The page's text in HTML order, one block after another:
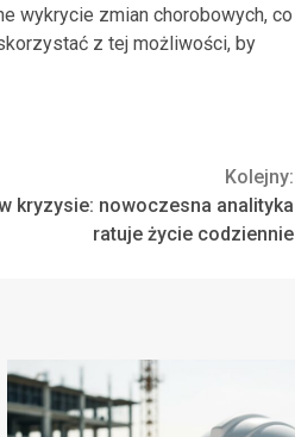
wykrycie zmian chorobowych, co
z tej możliwości, by
Kolejny:
kryzysie: nowoczesna analityka
ratuje życie codziennie